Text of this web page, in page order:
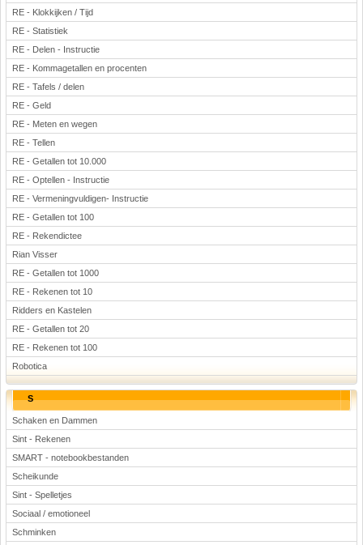
RE - Klokkijken / Tijd
RE - Statistiek
RE - Delen - Instructie
RE - Kommagetallen en procenten
RE - Tafels / delen
RE - Geld
RE - Meten en wegen
RE - Tellen
RE - Getallen tot 10.000
RE - Optellen - Instructie
RE - Vermeningvuldigen- Instructie
RE - Getallen tot 100
RE - Rekendictee
Rian Visser
RE - Getallen tot 1000
RE - Rekenen tot 10
Ridders en Kastelen
RE - Getallen tot 20
RE - Rekenen tot 100
Robotica
S
Schaken en Dammen
Sint - Rekenen
SMART - notebookbestanden
Scheikunde
Sint - Spelletjes
Sociaal / emotioneel
Schminken